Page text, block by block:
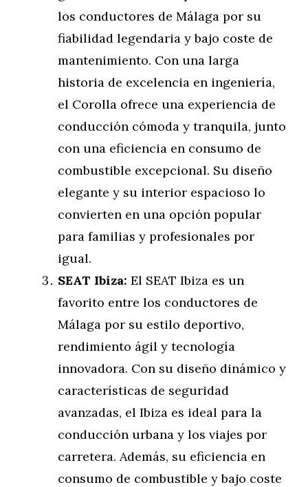
los conductores de Málaga por su
fiabilidad legendaria y bajo coste de
mantenimiento. Con una larga
historia de excelencia en ingeniería,
el Corolla ofrece una experiencia de
conducción cómoda y tranquila, junto
con una eficiencia en consumo de
combustible excepcional. Su diseño
elegante y su interior espacioso lo
convierten en una opción popular
para familias y profesionales por
igual.
SEAT Ibiza: El SEAT Ibiza es un
favorito entre los conductores de
Málaga por su estilo deportivo,
rendimiento ágil y tecnología
innovadora. Con su diseño dinámico y
características de seguridad
avanzadas, el Ibiza es ideal para la
conducción urbana y los viajes por
carretera. Además, su eficiencia en
consumo de combustible y bajo coste